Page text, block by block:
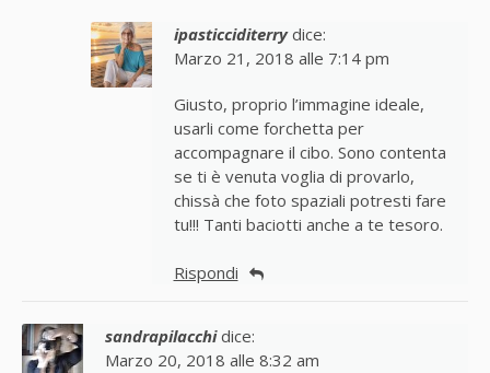
ipasticciditerry dice:
Marzo 21, 2018 alle 7:14 pm
Giusto, proprio l’immagine ideale,
usarli come forchetta per
accompagnare il cibo. Sono contenta
se ti è venuta voglia di provarlo,
chissà che foto spaziali potresti fare
tu!!! Tanti baciotti anche a te tesoro.
Rispondi
sandrapilacchi dice:
Marzo 20, 2018 alle 8:32 am